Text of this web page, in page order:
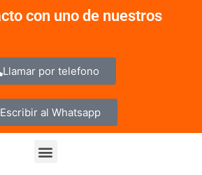
con uno de nuestros
Llamar por telefono
Escribir al Whatsapp
Menu